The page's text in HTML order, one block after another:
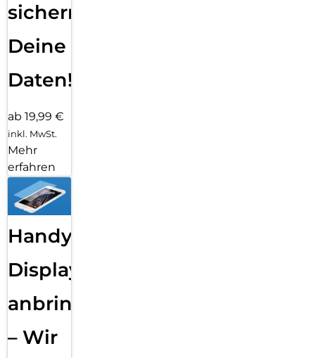
sichern
Deine
Daten!
ab 19,99 €
inkl. MwSt.
Mehr
erfahren
Handy
Displayfolie
anbringen
– Wir